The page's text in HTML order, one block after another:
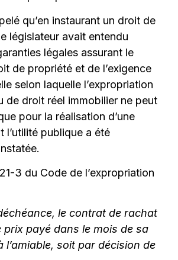
qu’en instaurant un droit de
législateur avait entendu
légales assurant le
de propriété et de l’exigence
selon laquelle l’expropriation
de droit réel immobilier ne peut
pour la réalisation d’une
l’utilité publique a été
3 du Code de l’expropriation
le contrat de rachat
prix payé dans le mois de sa
l’amiable, soit par décision de